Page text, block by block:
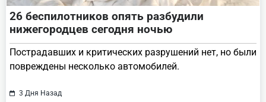
26 беспилотников опять разбудили
нижегородцев сегодня ночью
Пострадавших и критических разрушений нет, но были
повреждены несколько автомобилей.
3 Дня Назад